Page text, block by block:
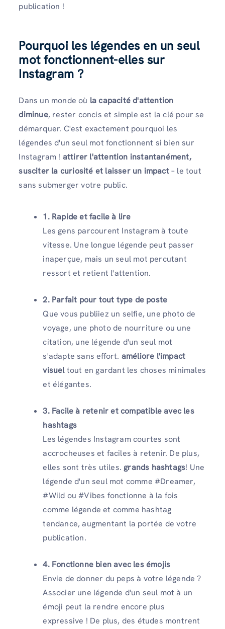
publication !
Pourquoi les légendes en un seul
mot fonctionnent-elles sur
Instagram ?
Dans un monde où la capacité d'attention
diminue, rester concis et simple est la clé pour se
démarquer. C'est exactement pourquoi les
légendes d'un seul mot fonctionnent si bien sur
Instagram ! attirer l'attention instantanément,
susciter la curiosité et laisser un impact– le tout
sans submerger votre public.
1. Rapide et facile à lire
Les gens parcourent Instagram à toute
vitesse. Une longue légende peut passer
inaperçue, mais un seul mot percutant
ressort et retient l'attention.
2. Parfait pour tout type de poste
Que vous publiiez un selfie, une photo de
voyage, une photo de nourriture ou une
citation, une légende d'un seul mot
s'adapte sans effort. améliore l'impact
visueltout en gardant les choses minimales
et élégantes.
3. Facile à retenir et compatible avec les
hashtags
Les légendes Instagram courtes sont
accrocheuses et faciles à retenir. De plus,
elles sont très utiles. grands hashtags! Une
légende d'un seul mot comme #Dreamer,
#Wild ou #Vibes fonctionne à la fois
comme légende et comme hashtag
tendance, augmentant la portée de votre
publication.
4. Fonctionne bien avec les émojis
Envie de donner du peps à votre légende ?
Associer une légende d'un seul mot à un
émoji peut la rendre encore plus
expressive ! De plus, des études montrent